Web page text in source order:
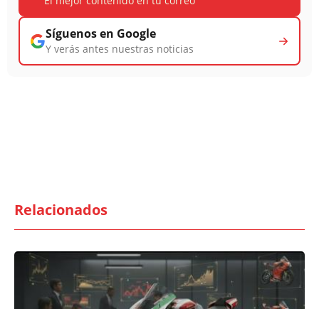
Síguenos en Google
Y verás antes nuestras noticias
Relacionados